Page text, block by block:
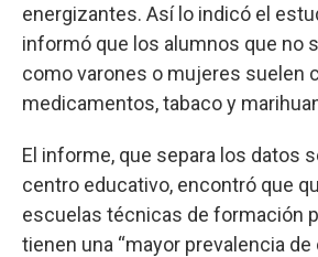
energizantes. Así lo indicó el
informó que los alumnos que no
como varones o mujeres suelen
medicamentos, tabaco y
El informe, que separa los datos
centro educativo, encontró que
escuelas técnicas de formación
tienen una “mayor prevalencia